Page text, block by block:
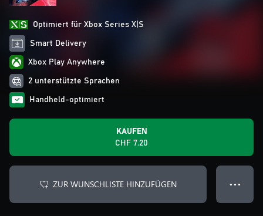
Optimiert für Xbox Series X|S
Smart Delivery
Xbox Play Anywhere
2 unterstützte Sprachen
Handheld-optimiert
KAUFEN
CHF 7.20
ZUR WUNSCHLISTE HINZUFÜGEN ● ● ●